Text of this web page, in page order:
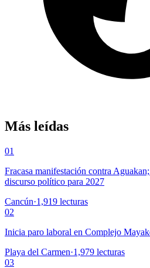
Más leídas
01
Fracasa manifestación contra
discurso político para 2027
Cancún·1,919 lecturas
02
Inicia paro laboral en Complejo
Playa del Carmen·1,979 lecturas
03